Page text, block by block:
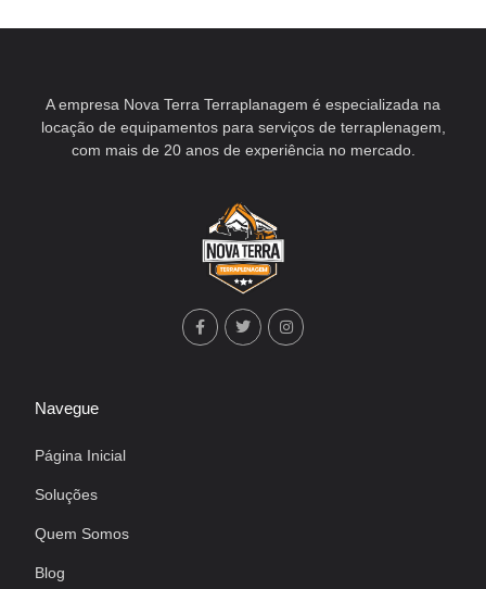
A empresa Nova Terra Terraplanagem é especializada na
locação de equipamentos para serviços de terraplenagem,
com mais de 20 anos de experiência no mercado.
Navegue
Página Inicial
Soluções
Quem Somos
Blog